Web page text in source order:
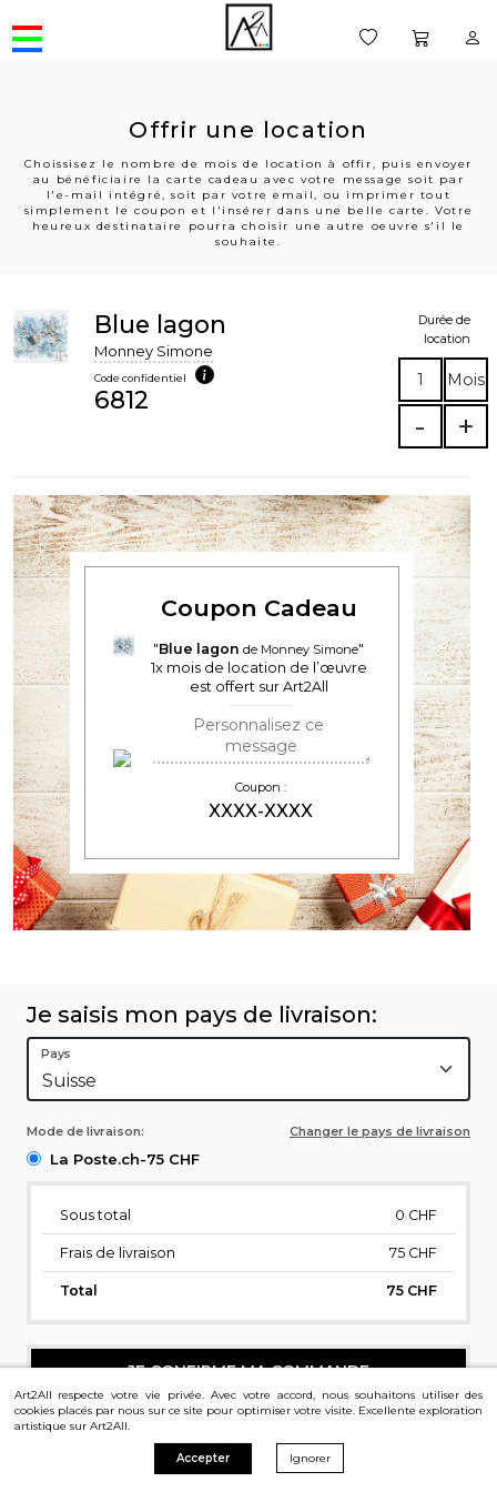
Offrir une location
Choissisez le nombre de mois de location à offir, puis envoyer
au bénéficiaire la carte cadeau avec votre message soit par
l'e-mail intégré, soit par votre email, ou imprimer tout
simplement le coupon et l'insérer dans une belle carte. Votre
heureux destinataire pourra choisir une autre oeuvre s'il le
souhaite.
Blue lagon
Monney Simone
Code confidentiel
6812
Durée de
location
1 Mois
- +
Coupon Cadeau
Blue lagon de Monney Simone
1x mois de location de l’œuvre
est offert sur Art2All
Coupon :
XXXX-XXXX
Je saisis mon pays de livraison:
Pays
Mode de livraison: Changer le pays de livraison
La Poste.ch-75 CHF
Sous total 0 CHF
Frais de livraison 75 CHF
Total 75 CHF
JE CONFIRME MA COMMANDE
Art2All respecte votre vie privée. Avec votre accord, nous souhaitons utiliser des
cookies placés par nous sur ce site pour optimiser votre visite. Excellente exploration
artistique sur Art2All.
Accepter Ignorer